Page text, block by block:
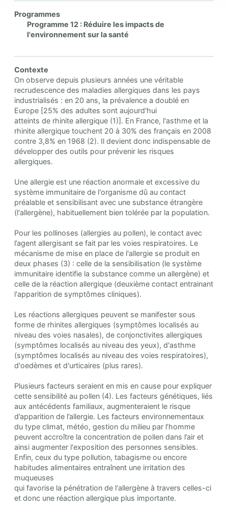
Programmes
Programme 12 : Réduire les impacts de
l'environnement sur la santé
Contexte
On observe depuis plusieurs années une véritable
recrudescence des maladies allergiques dans les pays
industrialisés : en 20 ans, la prévalence a doublé en
Europe [25% des adultes sont aujourd'hui
atteints de rhinite allergique (1)]. En France, l'asthme et la
rhinite allergique touchent 20 à 30% des français en 2008
contre 3,8% en 1968 (2). Il devient donc indispensable de
développer des outils pour prévenir les risques
allergiques.
Une allergie est une réaction anormale et excessive du
système immunitaire de l'organisme dû au contact
préalable et sensibilisant avec une substance étrangère
(l'allergène), habituellement bien tolérée par la population.
Pour les pollinoses (allergies au pollen), le contact avec
l’agent allergisant se fait par les voies respiratoires. Le
mécanisme de mise en place de l'allergie se produit en
deux phases (3) : celle de la sensibilisation (le système
immunitaire identifie la substance comme un allergène) et
celle de la réaction allergique (deuxième contact entrainant
l'apparition de symptômes cliniques).
Les réactions allergiques peuvent se manifester sous
forme de rhinites allergiques (symptômes localisés au
niveau des voies nasales), de conjonctivites allergiques
(symptômes localisés au niveau des yeux), d'asthme
(symptômes localisés au niveau des voies respiratoires),
d'oedèmes et d'urticaires (plus rares).
Plusieurs facteurs seraient en mis en cause pour expliquer
cette sensibilité au pollen (4). Les facteurs génétiques, liés
aux antécédents familiaux, augmenteraient le risque
d’apparition de l’allergie. Les facteurs environnementaux
du type climat, météo, gestion du milieu par l’homme
peuvent accroître la concentration de pollen dans l’air et
ainsi augmenter l'exposition des personnes sensibles.
Enfin, ceux du type pollution, tabagisme ou encore
habitudes alimentaires entraînent une irritation des
muqueuses
qui favorise la pénétration de l'allergène à travers celles-ci
et donc une réaction allergique plus importante.